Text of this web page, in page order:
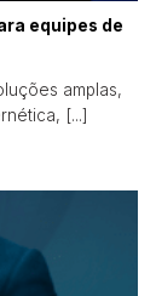
equipes de
amplas,
[...]